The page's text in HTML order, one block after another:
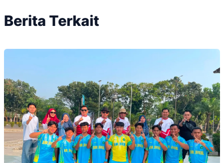
Berita Terkait